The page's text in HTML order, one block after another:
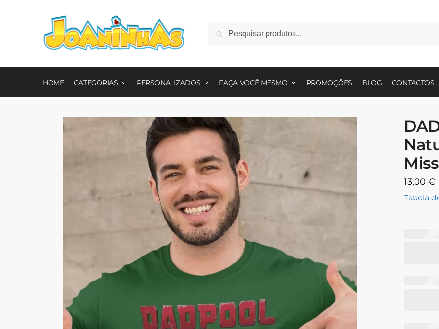
Pesquisa
HOME CATEGORIAS PERSONALIZADOS FAÇA VOCÊ MESMO PROMOÇÕES BLOG CONTACTOS
13,00€
Tabela